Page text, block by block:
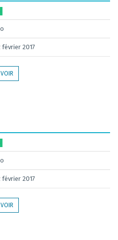
février 2017
VOIR
février 2017
VOIR